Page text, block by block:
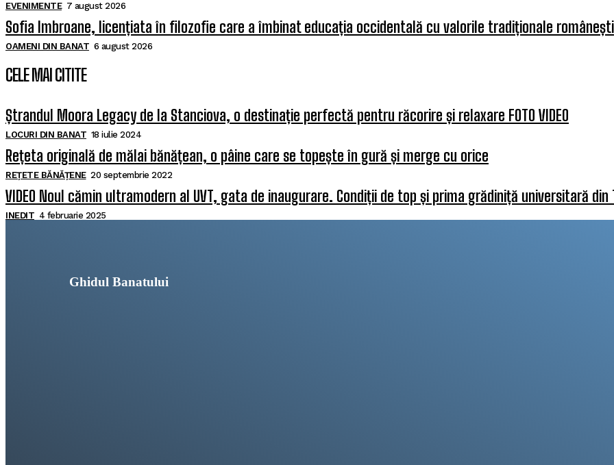
EVENIMENTE 7 august 2026
Sofia Imbroane, licențiata în filozofie care a îmbinat educația occidentală cu valorile tradiționale românești
OAMENI DIN BANAT 6 august 2026
CELE MAI CITITE
Ștrandul Moora Legacy de la Stanciova, o destinație perfectă pentru răcorire și relaxare FOTO VIDEO
LOCURI DIN BANAT 18 iulie 2024
Rețeta originală de mălai bănățean, o pâine care se topește în gură și merge cu orice
REȚETE BĂNĂȚENE 20 septembrie 2022
VIDEO Noul cămin ultramodern al UVT, gata de inaugurare. Condiții de top și prima grădiniță universitară din
INEDIT 4 februarie 2025
Ghidul Banatului